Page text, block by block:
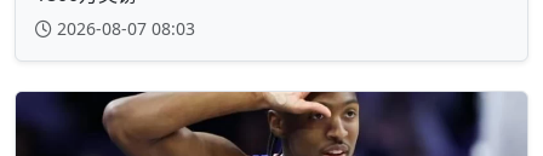
2026-08-07 08:03